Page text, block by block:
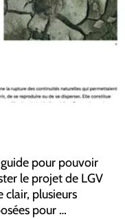
guide pour pouvoir
le projet de LGV
clair, plusieurs
pour …